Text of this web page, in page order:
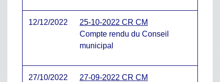
12/12/2022
25-10-2022 CR CM
Compte rendu du Conseil
municipal
27/10/2022
27-09-2022 CR CM